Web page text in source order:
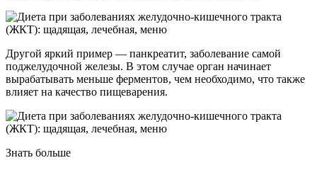
Другой яркий пример — панкреатит, заболевание самой
поджелудочной железы. В этом случае орган начинает
вырабатывать меньше ферментов, чем необходимо, что также
влияет на качество пищеварения.
Знать больше